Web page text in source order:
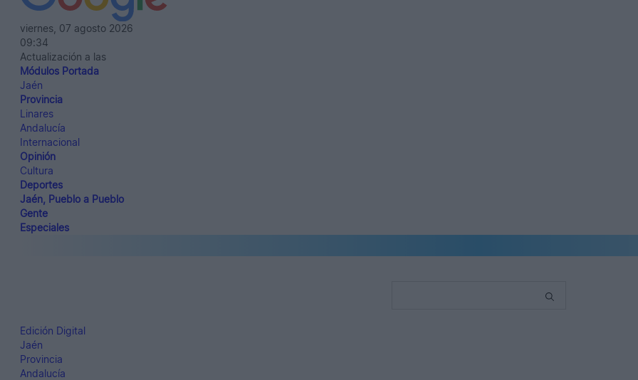
viernes, 07 agosto 2026
09:34
Actualización a las
Módulos Portada
Jaén
Provincia
Linares
Andalucía
Internacional
Opinión
Cultura
Deportes
Jaén, Pueblo a Pueblo
Gente
Especiales
Edición Digital
Jaén
Provincia
Andalucía